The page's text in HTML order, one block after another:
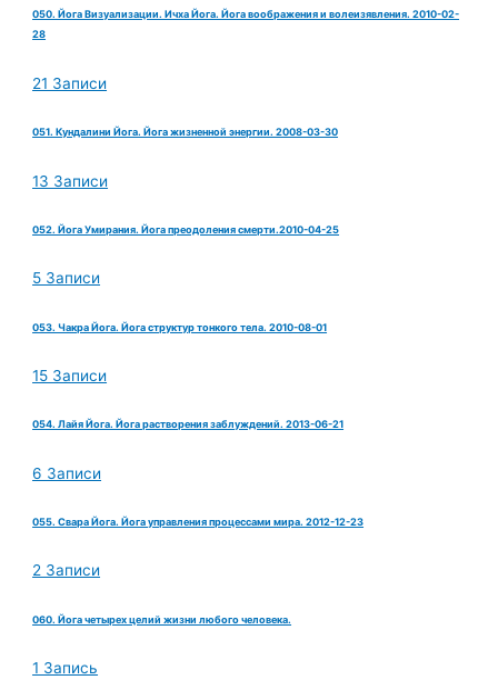
050. Йога Визуализации. Ичха Йога. Йога воображения и волеизявления. 2010-02-
28
21 Записи
051. Кундалини Йога. Йога жизненной энергии. 2008-03-30
13 Записи
052. Йога Умирания. Йога преодоления смерти.2010-04-25
5 Записи
053. Чакра Йога. Йога структур тонкого тела. 2010-08-01
15 Записи
054. Лайя Йога. Йога растворения заблуждений. 2013-06-21
6 Записи
055. Свара Йога. Йога управления процессами мира. 2012-12-23
2 Записи
060. Йога четырех целий жизни любого человека.
1 Запись